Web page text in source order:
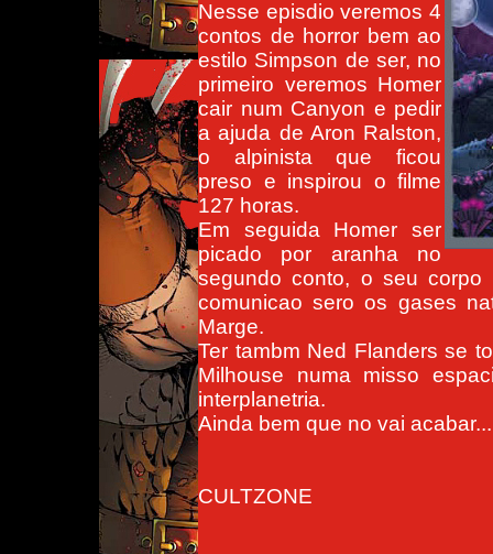
Nesse episdio veremos 4
contos de horror bem ao
estilo Simpson de ser, no
primeiro veremos Homer
cair num Canyon e pedir
a ajuda de Aron Ralston,
o alpinista que ficou
preso e inspirou o filme
127 horas.
Em seguida Homer ser
picado por aranha no
segundo conto, o seu
comunicao sero os gases
Marge.
Ter tambm Ned Flanders se
Milhouse numa misso
interplanetria.
Ainda bem que no vai acabar...
CULTZONE